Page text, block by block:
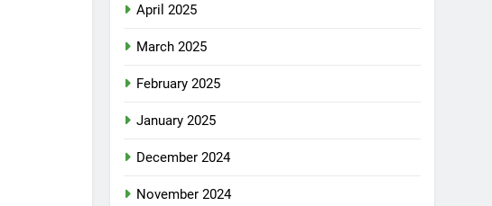
April 2025
March 2025
February 2025
January 2025
December 2024
November 2024